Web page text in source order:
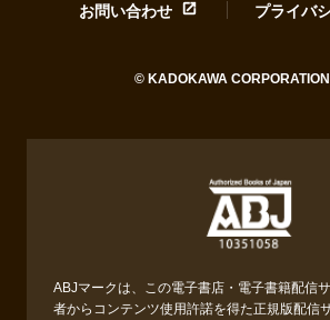
お問い合わせ プライバ
© KADOKAWA
ABJマークは、この電子書店・電子書籍配信
者からコンテンツ使用許諾を得た正規版配信